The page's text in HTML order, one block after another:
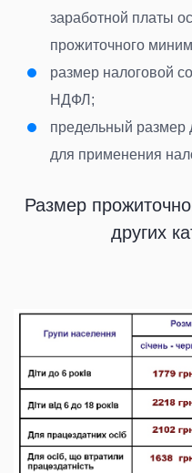
заработной платы
прожиточного
размер налоговой
НДФЛ;
предельный размер
для применения
Размер
других